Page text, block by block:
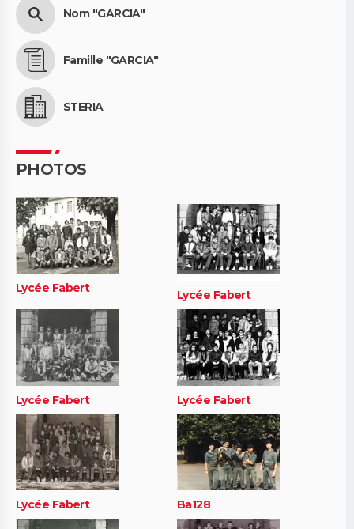
Nom "GARCIA"
Famille "GARCIA"
STERIA
PHOTOS
Lycée Fabert Lycée Fabert
Lycée Fabert Lycée Fabert
Lycée Fabert Ba128